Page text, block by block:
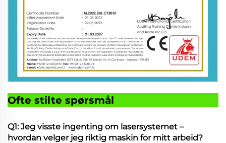
Ofte stilte spørsmål
Q1: Jeg visste ingenting om lasersystemet –
hvordan velger jeg riktig maskin for mitt arbeid?